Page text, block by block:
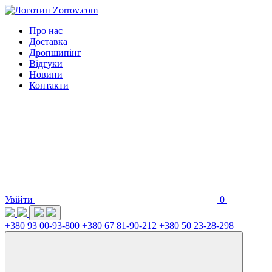
Про нас
Доставка
Дропшипінг
Відгуки
Новини
Контакти
Увійти 0
+380 93 00-93-800 +380 67 81-90-212 +380 50 23-28-298